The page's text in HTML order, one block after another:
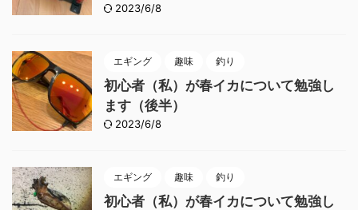
2023/6/8
エギング 趣味 釣り
初心者（私）が春イカについて勉強し
ます（後半）
2023/6/8
エギング 趣味 釣り
初心者（私）が春イカについて勉強し